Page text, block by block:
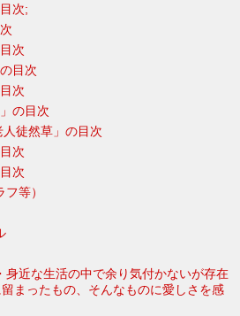
次;
次
目次
次
の目次
徒然草」の目次
次
次
等）
身近な生活の中で余り気付かないが存在
まったもの、そんなものに愛しさを感